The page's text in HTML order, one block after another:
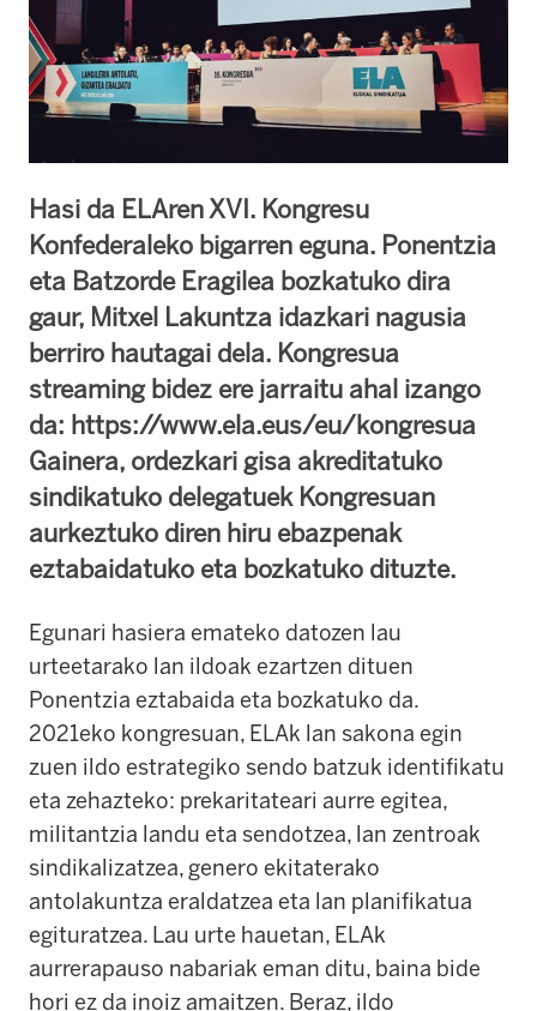
Hasi da ELAren XVI. Kongresu
Konfederaleko bigarren eguna. Ponentzia
eta Batzorde Eragilea bozkatuko dira
gaur, Mitxel Lakuntza idazkari nagusia
berriro hautagai dela. Kongresua
streaming bidez ere jarraitu ahal izango
da: https://www.ela.eus/eu/kongresua
Gainera, ordezkari gisa akreditatuko
sindikatuko delegatuek Kongresuan
aurkeztuko diren hiru ebazpenak
eztabaidatuko eta bozkatuko dituzte.
Egunari hasiera emateko datozen lau
urteetarako lan ildoak ezartzen dituen
Ponentzia eztabaida eta bozkatuko da.
2021eko kongresuan, ELAk lan sakona egin
zuen ildo estrategiko sendo batzuk identifikatu
eta zehazteko: prekaritateari aurre egitea,
militantzia landu eta sendotzea, lan zentroak
sindikalizatzea, genero ekitaterako
antolakuntza eraldatzea eta lan planifikatua
egituratzea. Lau urte hauetan, ELAk
aurrerapauso nabariak eman ditu, baina bide
hori ez da inoiz amaitzen. Beraz, ildo